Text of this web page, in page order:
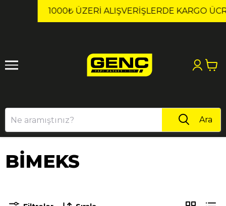
1000₺ ÜZERI ALIŞVERIŞLERDE KARGO ÜCRETSİZ!
1 2
Ara
BİMEKS